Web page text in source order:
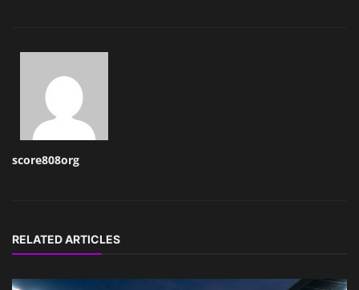
score808org
RELATED ARTICLES